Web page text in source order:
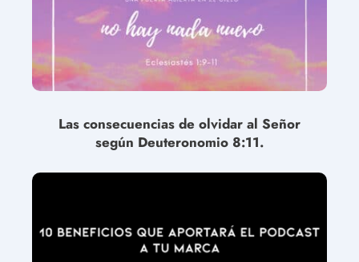
Las consecuencias de olvidar al Señor
según Deuteronomio 8:11.